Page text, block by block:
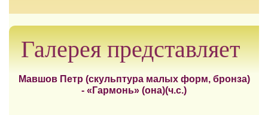
Галерея представляет
Мавшов Петр (скульптура малых форм, бронза)
- «Гармонь» (она)(ч.с.)